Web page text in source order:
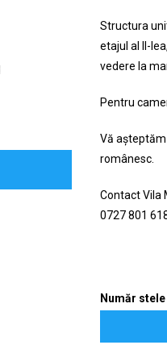
Structura
etajul al II-
vedere la
Pentru
Vă
românesc.
Contact Vila
0727 801
Număr stele